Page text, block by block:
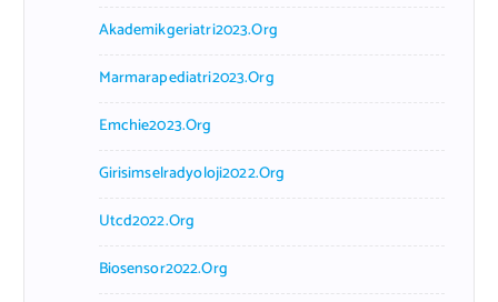
Akademikgeriatri2023.org
Marmarapediatri2023.org
Emchie2023.org
Girisimselradyoloji2022.org
Utcd2022.org
Biosensor2022.org